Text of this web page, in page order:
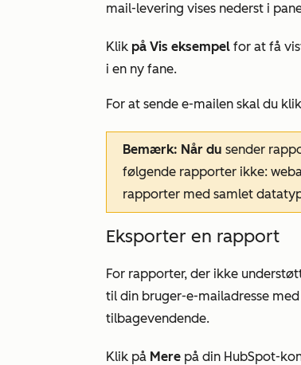
mail-levering vises nederst i
Klik på Vis eksempel for at få
i en ny fane.
For at sende e-mailen skal du
Bemærk: Når du sender
følgende rapporter ikke:
rapporter med samlet
Eksporter en rapport
For rapporter, der ikke
til din bruger-e-mailadresse
tilbagevendende.
Klik på Mere på din HubSpot-